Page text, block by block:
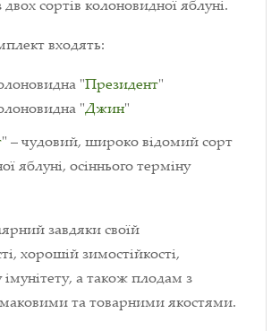
сортів колоновидної яблуні.
входять:
"Президент"
"Джин"
" – чудовий, широко відомий сорт
яблуні, осіннього терміну
завдяки своїй
хорошій зимостійкості,
а також плодам з
та товарними якостями.